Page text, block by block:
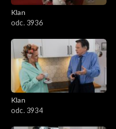
Klan
odc. 3936
Klan
odc. 3934